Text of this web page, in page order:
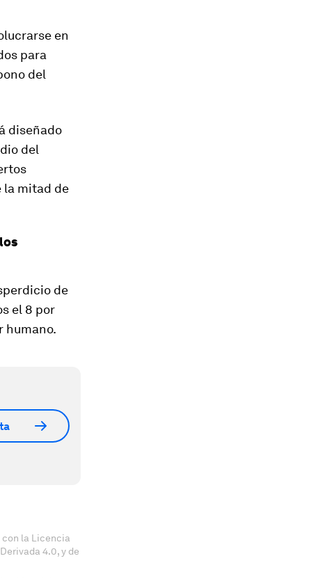
en
para
del
diseñado
del
la mitad de
de
el 8 por
humano.
con la Licencia
4.0, y de